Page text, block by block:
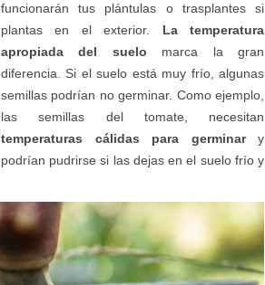
funcionarán tus plántulas o trasplantes si
plantas en el exterior. La temperatura
apropiada del suelo marca la gran
diferencia. Si el suelo está muy frío, algunas
semillas podrían no germinar. Como ejemplo,
las semillas del tomate, necesitan
temperaturas cálidas para germinary
podrían pudrirse si las dejas en el suelo frío y